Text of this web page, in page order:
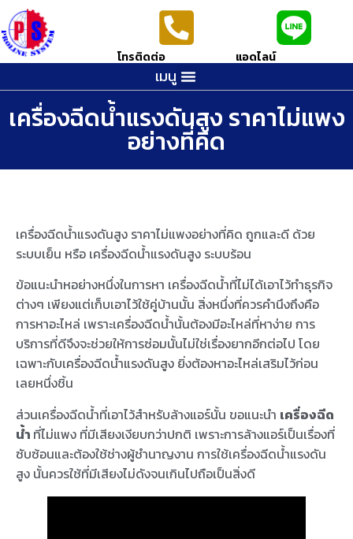
โทรติดต่อ แอดไลน์
เมนู
เครื่องฉีดน้ำแรงดันสูง ราคาไม่แพง
อย่างที่คิด
เครื่องฉีดน้ำแรงดันสูง ราคาไม่แพงอย่างที่คิด ถูกและดี ด้วย
ระบบเย็น หรือ เครื่องฉีดน้ำแรงดันสูง ระบบร้อน
ข้อแนะนำหอย่างหนึ่งในการหา เครื่องฉีดน้ำที่ไม่ได้เอาไว้ทำธุรกิจ
ต่างๆ เพียงแต่เก็บเอาไว้ใช้คู่บ้านนั้น สิ่งหนึ่งที่ควรคำนึงถึงคือ
การหาอะไหล่ เพราะเครื่องฉีดน้ำนั้นต้องมีอะไหล่ที่หาง่าย การ
บริการที่ดีจึงจะช่วยให้การซ่อมนั้นไม่ใช่เรื่องยากอีกต่อไป โดย
เฉพาะกับเครื่องฉีดน้ำแรงดันสูง ยิ่งต้องหาอะไหล่เสริมไว้ก่อน
เลยหนึ่งชิ้น
ส่วนเครื่องฉีดน้ำที่เอาไว้สำหรับล้างแอร์นั้น ขอแนะนำ เครื่องฉีด
น้ำ ที่ไม่แพง ที่มีเสียงเงียบกว่าปกติ เพราะการล้างแอร์เป็นเรื่องที่
ซับซ้อนและต้องใช้ช่างผู้ชำนาญงาน การใช้เครื่องฉีดน้ำแรงดัน
สูง นั้นควรใช้ที่มีเสียงไม่ดังจนเกินไปถือเป็นสิ่งดี